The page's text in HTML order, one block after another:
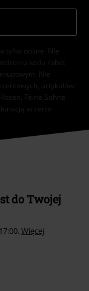
tylko online. NIe
kodu rabat
Nie
artykułów:
Feine Sahne
w cenie.
do Twojej
Więcej